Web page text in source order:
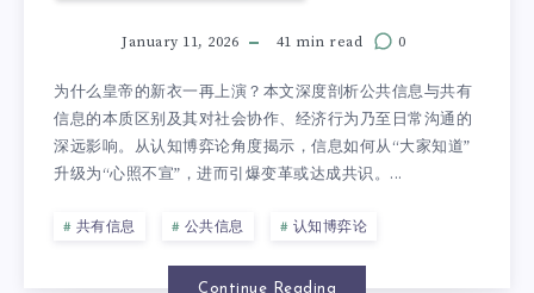
January 11, 2026 41 min read 0
为什么皇帝的新衣一再上演？本文深度剖析公共信息与共有
信息的本质区别及其对社会协作、经济行为乃至日常沟通的
深远影响。从认知博弈论角度揭示，信息如何从“大家知道”
升级为“心照不宣”，进而引爆变革或达成共识。...
共有信息 公共信息 认知博弈论
Continue Reading